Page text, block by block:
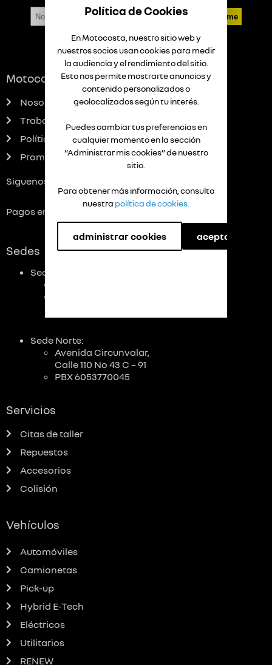
Suscribirme
Motocosta Renault Barranquilla
Nosotros
Trabaja con nosotros
Política Datos personales
Promociones
Siguenos:
Pagos en línea:
Sedes
Sede Principal:
Sede Norte:
Avenida Circunvalar,
Calle 110 No 43 C – 91
PBX 6053770045
Servicios
Citas de taller
Repuestos
Accesorios
Colisión
Vehículos
Automóviles
Camionetas
Pick-up
Hybrid E-Tech
Eléctricos
Utilitarios
RENEW
Política de Cookies
En Motocosta, nuestro sitio web y
nuestros socios usan cookies para medir
la audiencia y el rendimiento del sitio.
Esto nos permite mostrarte anuncios y
contenido personalizados o
geolocalizados según tu interés.
Puedes cambiar tus preferencias en
cualquier momento en la sección
“Administrar mis cookies” de nuestro
sitio.
Para obtener más información, consulta
nuestra política de cookies.
administrar cookies aceptar cookies